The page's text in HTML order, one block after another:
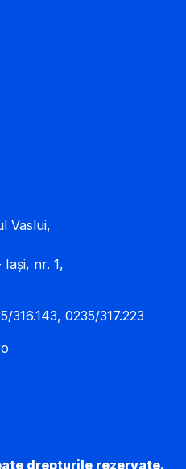
Vaslui,
Iași, nr. 1,
316.143, 0235/317.223
drepturile rezervate.